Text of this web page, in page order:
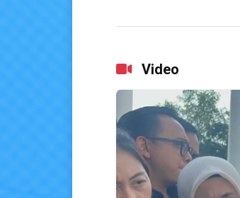
Video